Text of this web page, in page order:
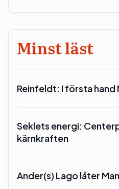
Minst läst
Reinfeldt: I första hand
Seklets energi:
kärnkraften
Ander(s) Lago låter